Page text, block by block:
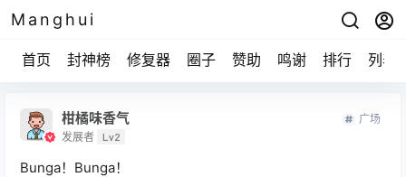
Manghui
首页 封神榜 修复器 圈子 赞助 鸣谢 排行 列表
柑橘味香气
发展者 Lv2
广场
Bunga！Bunga！